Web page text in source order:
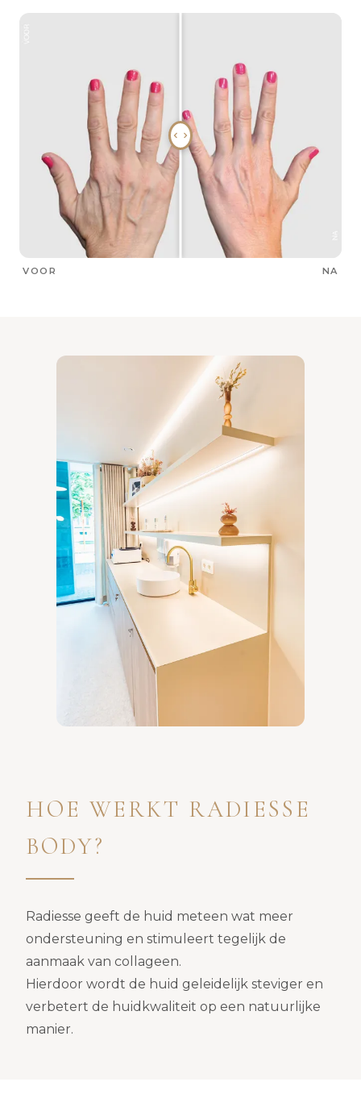
VOOR NA
HOE WERKT RADIESSE
BODY?
Radiesse geeft de huid meteen wat meer
ondersteuning en stimuleert tegelijk de
aanmaak van collageen.
Hierdoor wordt de huid geleidelijk steviger en
verbetert de huidkwaliteit op een natuurlijke
manier.